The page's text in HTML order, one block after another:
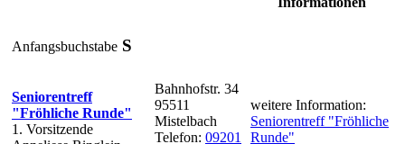
Anfangsbuchstabe S
Seniorentreff
"Fröhliche Runde"
1. Vorsitzende
Bahnhofstr. 34
95511
Mistelbach
Telefon: 09201
weitere Information:
Seniorentreff "Fröhliche
Runde"